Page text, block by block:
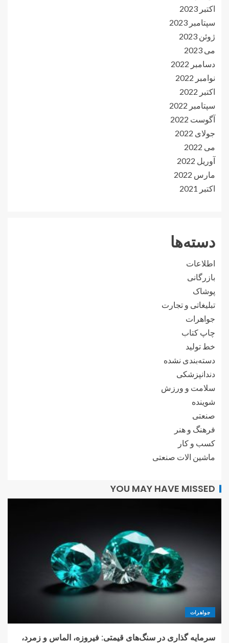
اکتبر 2023
سپتامبر 2023
ژوئن 2023
می 2023
دسامبر 2022
نوامبر 2022
اکتبر 2022
سپتامبر 2022
آگوست 2022
جولای 2022
می 2022
آوریل 2022
مارس 2022
اکتبر 2021
دسته‌ها
اطلاعات
بازرگانی
پوشاک
تبلیغاتی و تجارت
جواهرات
چاپ کتاب
خط تولید
دسته‌بندی نشده
دندانپزشکی
سلامت و ورزش
شوینده
صنعتی
فرهنگ و هنر
کسب و کار
ماشین الات صنعتی
YOU MAY HAVE MISSED
جواهرات
سرمایه گذاری در سنگ‌های قیمتی: فیروزه، الماس و زمرد،